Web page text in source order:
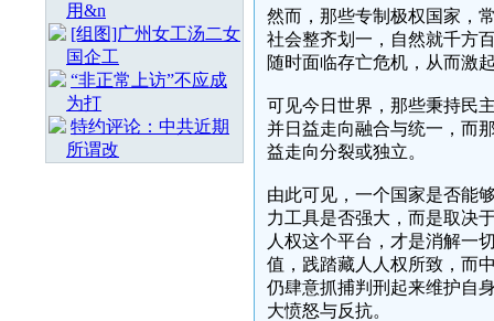
用&n
[组图]广州女工汤二女
国企工
“非正常上访”不应成
为打
特约评论：中共近期
所谓改
然而，那些专制极权国家，
社会整齐划一，自然就千方
随时面临存亡危机，从而激
可见今日世界，那些秉持民
并日益走向融合与统一，而
益走向分裂或独立。
由此可见，一个国家是否能
力工具是否强大，而是取决
人权这个平台，才是消解一
值，践踏藏人人权所致，而
仍肆意抓捕判刑起来维护自
大愤怒与反抗。